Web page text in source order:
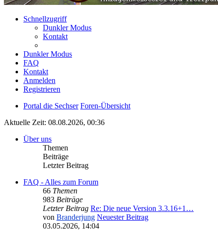
Schnellzugriff
Dunkler Modus
Kontakt
Dunkler Modus
FAQ
Kontakt
Anmelden
Registrieren
Portal die Sechser Foren-Übersicht
Aktuelle Zeit: 08.08.2026, 00:36
Über uns
Themen
Beiträge
Letzter Beitrag
FAQ - Alles zum Forum
66 Themen
983 Beiträge
Letzter Beitrag Re: Die neue Version 3.3.16+1…
von Branderjung Neuester Beitrag
03.05.2026, 14:04